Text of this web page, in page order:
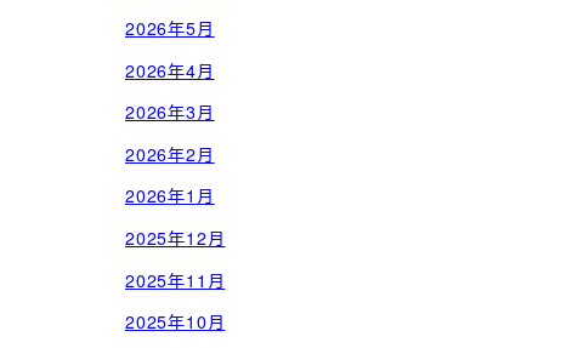
2026年5月
2026年4月
2026年3月
2026年2月
2026年1月
2025年12月
2025年11月
2025年10月